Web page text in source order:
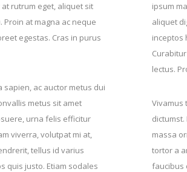
rutrum eget, aliquet sit
Proin at magna ac neque
egestas. Cras in purus
sapien, ac auctor metus dui
metus sit amet
urna felis efficitur
viverra, volutpat mi at,
tellus id varius
quis justo. Etiam sodales
ipsum
aliquet
inceptos
lectus.
Vivamus
massa
tortor a
faucibus